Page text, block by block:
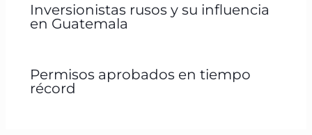
Inversionistas rusos y su influencia
en Guatemala
Permisos aprobados en tiempo
récord